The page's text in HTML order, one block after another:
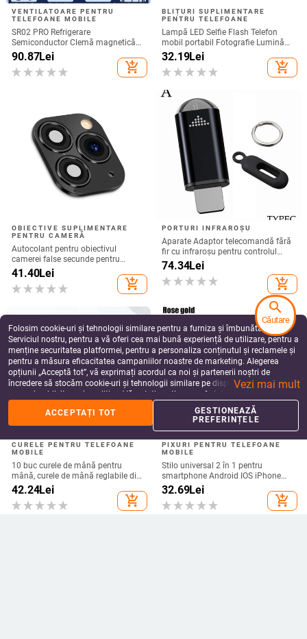
VENTILATOARE PENTRU
TELEFOANE MOBILE
SR02 PRO Refrigerare
Semiconductor Clemă magnetică
spate Radiator telefon mobil Joc
Live Afișaj digital Furnizare directă
din fabrică
90.87Lei
add_shopping_cart
BLIȚURI SUPLIMENTARE
PENTRU TELEFOANE
Lampă LED Selfie Flash Telefon
mobil portabil Fotografie Lumină
de umplere Reîncărcabilă
32.19Lei
add_shopping_cart
OBIECTIVE SUPLIMENTARE
PENTRU CAMERĂ
Autocolant pentru obiectivul
camerei false secunde pentru
upgrade telefon iPhone Protector
de ecran pentru iPhone X / XS Max
Schimbare la iPhone 11 pro Max
41.40Lei
add_shopping_cart
PORTURI INFRAROȘU
Aparate Adaptor telecomandă fără
fir cu infraroșu pentru controlul
aplicației inteligente Telefon
Transmițător cu infraroșu pentru
iPhone și telefon Android
74.34Lei
add_shopping_cart
CURELE PENTRU TELEFOANE
MOBILE
10 buc curele de mână pentru
mână, curele de mână reglabile din
nailon șir de breloc pentru suport
pentru carcasa telefonului mobil,
cameră, USB, insignă
42.24Lei
add_shopping_cart
PIXURI PENTRU TELEFOANE
MOBILE
Stilo universal 2 în 1 pentru
smartphone Android IOS iPhone
iPad Tabletă Pixuri de desen Creion
capacitiv Ecran mobil Stilo tactil
32.69Lei
add_shopping_cart
Folosim cookie-uri și tehnologii similare pentru a furniza și îmbunătăți
Serviciul nostru, pentru a vă oferi cea mai bună experiență de utilizare, pentru a
menține securitatea platformei, pentru a personaliza conținutul și reclamele și
pentru a măsura eficacitatea campaniilor noastre de marketing. Alegerea
opțiunii „Acceptă tot”, vă exprimați acordul ca noi și partenerii noștri de
încredere să stocăm cookie-uri și tehnologii similare pe dispozitivul dvs. în
scopuri publicitare și analitice. Vă puteți gestiona preferințele în orice moment
făcând clic pe „Gestionează preferințele”. Pentru mai multe informații, vă
rugăm să consultațiPolitica noastră de confidențialitate.
Vezi mai mult
ACCEPTAȚI TOT
GESTIONEAZĂ
PREFERINȚELE
search
Căutare